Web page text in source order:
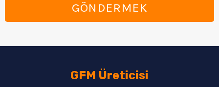
GÖNDERMEK
GFM Üreticisi